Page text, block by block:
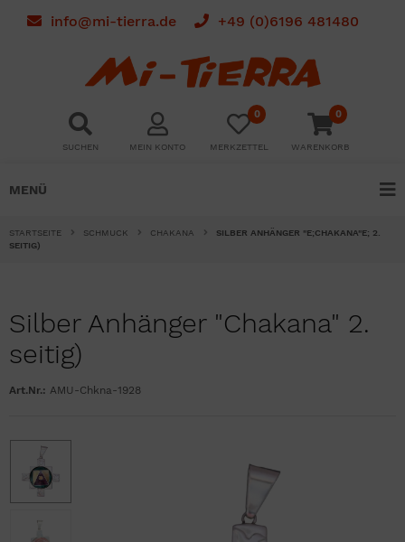
info@mi-tierra.de +49 (0)6196 481480
SUCHEN MEIN KONTO
0
MERKZETTEL
0
WARENKORB
MENÜ
STARTSEITE SCHMUCK CHAKANA
SILBER ANHÄNGER "E;CHAKANA"E; 2.
SEITIG)
Silber Anhänger "Chakana" 2.
seitig)
Art.Nr.: AMU-Chkna-1928